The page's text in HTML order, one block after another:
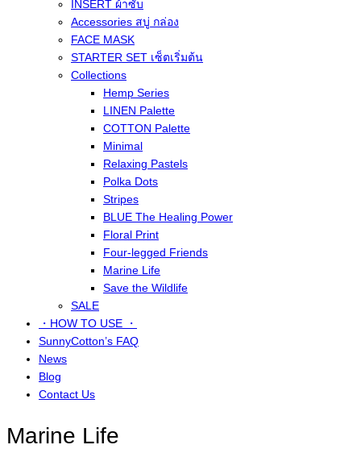
INSERT ผ้าซับ
Accessories สบู่ กล่อง
FACE MASK
STARTER SET เซ็ตเริ่มต้น
Collections
Hemp Series
LINEN Palette
COTTON Palette
Minimal
Relaxing Pastels
Polka Dots
Stripes
BLUE The Healing Power
Floral Print
Four-legged Friends
Marine Life
Save the Wildlife
SALE
・HOW TO USE ・
SunnyCotton’s FAQ
News
Blog
Contact Us
Marine Life